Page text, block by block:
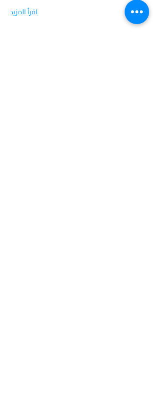
اقرأ المزيد